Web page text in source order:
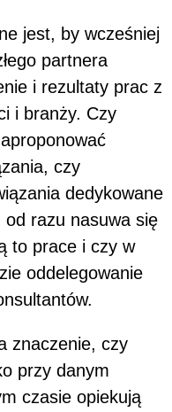
jest, by wcześniej
partnera
i rezultaty prac z
i branży. Czy
czy
dedykowane
razu nasuwa się
to prace i czy w
oddelegowanie
znaczenie, czy
przy danym
czasie opiekują